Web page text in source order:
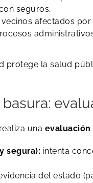
seguros.
vecinos afectados
protege la salud
basura:
una evaluación
segura): intenta
del estado